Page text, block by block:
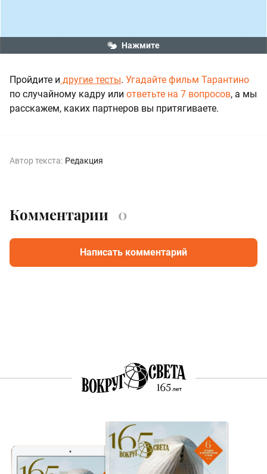
Нажмите
Пройдите и другие тесты. Угадайте фильм Тарантино
по случайному кадру или ответьте на 7 вопросов, а мы
расскажем, каких партнеров вы притягиваете.
Автор текста: Редакция
Комментарии 0
Написать комментарий